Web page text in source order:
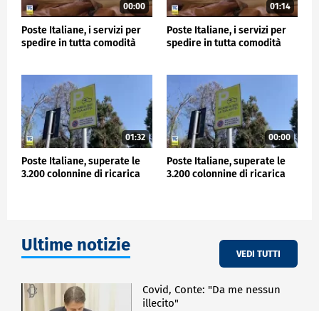
00:00
Poste Italiane, i servizi per
spedire in tutta comodità
01:14
Poste Italiane, i servizi per
spedire in tutta comodità
01:32
Poste Italiane, superate le
3.200 colonnine di ricarica
00:00
Poste Italiane, superate le
3.200 colonnine di ricarica
Ultime notizie VEDI TUTTI
Covid, Conte: "Da me nessun
illecito"